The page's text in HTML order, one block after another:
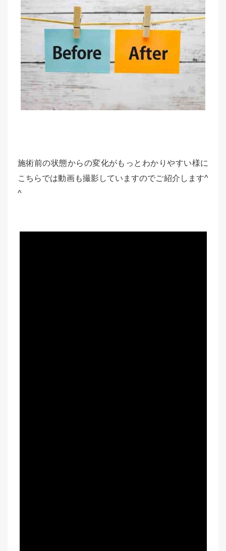
施術前の状態からの変化がもっとわかりやすい様に
こちらでは動画も撮影していますのでご紹介します^
^